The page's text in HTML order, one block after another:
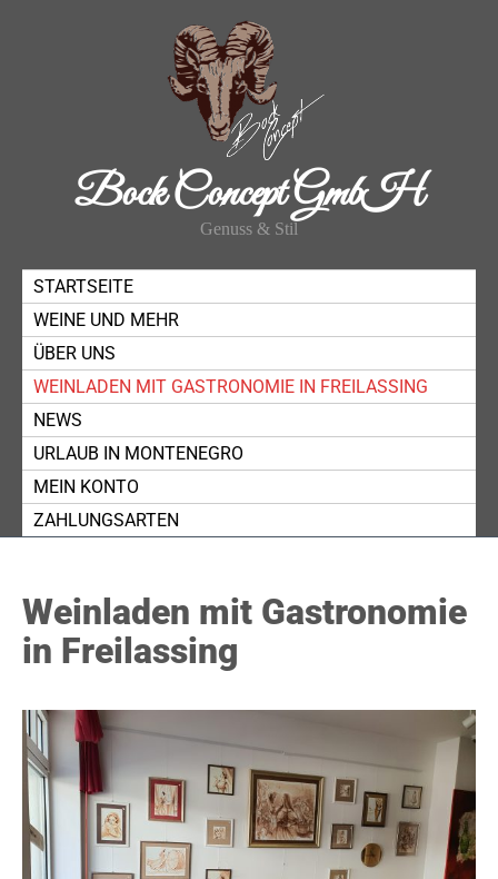
Bock Concept GmbH
Genuss & Stil
STARTSEITE
WEINE UND MEHR
ÜBER UNS
WEINLADEN MIT GASTRONOMIE IN FREILASSING
NEWS
URLAUB IN MONTENEGRO
MEIN KONTO
ZAHLUNGSARTEN
Weinladen mit Gastronomie
in Freilassing